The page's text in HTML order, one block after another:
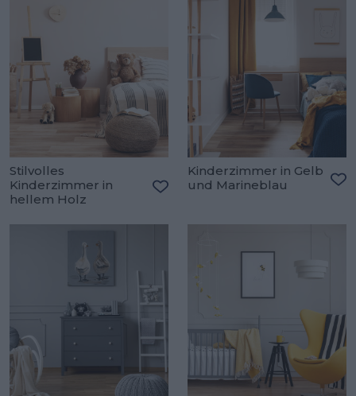
Stilvolles
Kinderzimmer in
hellem Holz
Kinderzimmer in Gelb
und Marineblau